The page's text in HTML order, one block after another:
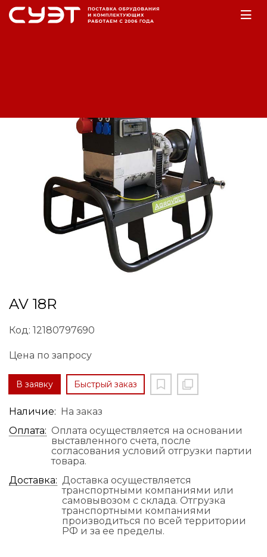
AV 18R
Код: 12180797690
Цена по запросу
В заявку Быстрый заказ
Наличие: На заказ
Оплата: Оплата осуществляется на основании
выставленного счета, после
согласования условий отгрузки партии
товара.
Доставка: Доставка осуществляется
транспортными компаниями или
самовывозом с склада. Отгрузка
транспортными компаниями
производиться по всей территории
РФ и за ее пределы.